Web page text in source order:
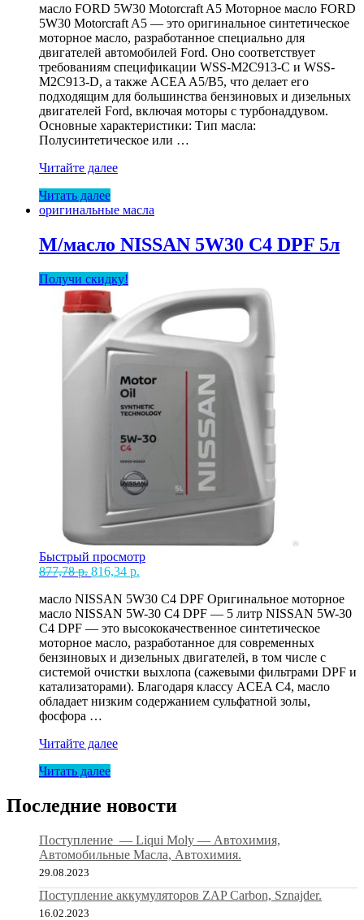
составляла
191,47 р..
178,07 р..
масло FORD 5W30 Motorcraft A5 Моторное масло FORD
5W30 Motorcraft A5 — это оригинальное синтетическое
моторное масло, разработанное специально для
двигателей автомобилей Ford. Оно соответствует
требованиям спецификации WSS-M2C913-C и WSS-
M2C913-D, а также ACEA A5/B5, что делает его
подходящим для большинства бензиновых и дизельных
двигателей Ford, включая моторы с турбонаддувом.
Основные характеристики: Тип масла:
Полусинтетическое или …
М/
FORD
5W30
A5
1л
Читайте далее
Читать далее
оригинальные масла
М/масло NISSAN 5W30 С4 DPF 5л
Получи скидку!
Быстрый просмотр
877,78р. Первоначальная
составляла
877,78 р..
816,34 р.
816,34 р..
масло NISSAN 5W30 С4 DPF Оригинальное моторное
масло NISSAN 5W-30 C4 DPF — 5 литр NISSAN 5W-30
C4 DPF — это высококачественное синтетическое
моторное масло, разработанное для современных
бензиновых и дизельных двигателей, в том числе с
системой очистки выхлопа (сажевыми фильтрами DPF и
катализаторами). Благодаря классу ACEA C4, масло
обладает низким содержанием сульфатной золы,
фосфора …
М/
NISSAN
С4
DPF
Читайте далее
Читать далее
Последние новости
Поступление — Liqui Moly — Автохимия,
Автомобильные Масла, Автохимия.
29.08.2023
Поступление аккумуляторов ZAP Carbon, Sznajder.
16.02.2023